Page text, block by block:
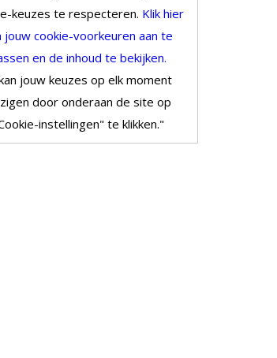
keuzes te respecteren. Klik hier
jouw cookie-voorkeuren aan te
en de inhoud te bekijken.
jouw keuzes op elk moment
door onderaan de site op
instellingen" te klikken."